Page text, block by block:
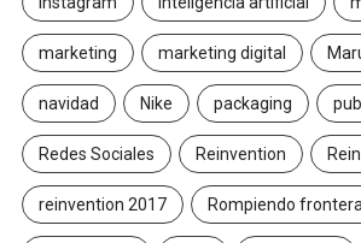
marketing marketing digital
navidad Nike packaging
Redes Sociales Reinvention
reinvention 2017 Rompiendo